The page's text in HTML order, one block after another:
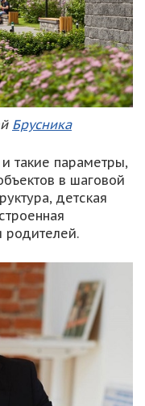
Брусника
такие параметры,
в шаговой
детская
родителей.